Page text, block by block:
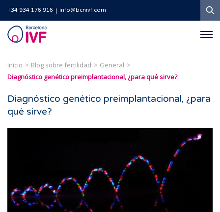
+34 934 176 916 info@bcnivf.com
Barcelona
IVF
Inicio Blog sobre fertilidad
General
Diagnóstico genético preimplantacional, ¿para qué sirve?
Diagnóstico genético preimplantacional, ¿para
qué sirve?